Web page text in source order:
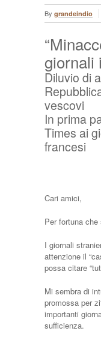
By grandeindio
giornali
Diluvio di
vescovi
In prima
Times ai
francesi
Cari amici,
Per fortuna
I giornali
attenzione il
possa citare
Mi sembra di
promossa per
importanti
sufficienza.